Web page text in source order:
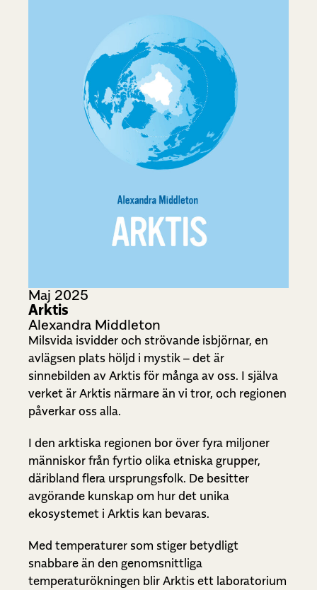
Maj 2025
Arktis
Alexandra Middleton
Milsvida isvidder och strövande isbjörnar, en
avlägsen plats höljd i mystik – det är
sinnebilden av Arktis för många av oss. I själva
verket är Arktis närmare än vi tror, och regionen
påverkar oss alla.
I den arktiska regionen bor över fyra miljoner
människor från fyrtio olika etniska grupper,
däribland flera ursprungsfolk. De besitter
avgörande kunskap om hur det unika
ekosystemet i Arktis kan bevaras.
Med temperaturer som stiger betydligt
snabbare än den genomsnittliga
temperaturökningen blir Arktis ett laboratorium